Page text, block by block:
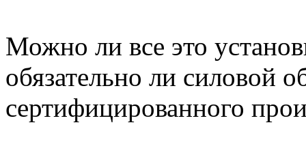
Можно ли все это
обязательно ли силовой
сертифицированного